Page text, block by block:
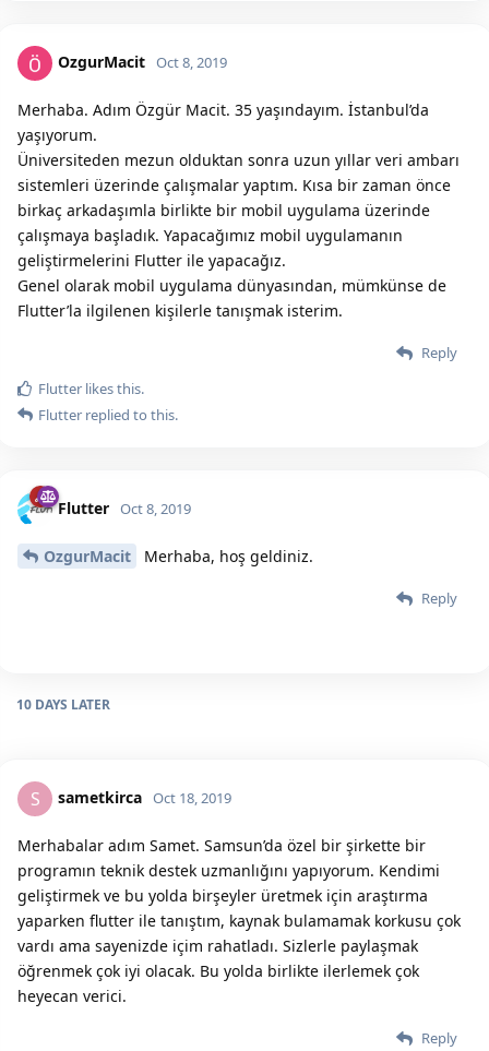
OzgurMacit Oct 8, 2019
Merhaba. Adım Özgür Macit. 35 yaşındayım. İstanbul’da
yaşıyorum.
Üniversiteden mezun olduktan sonra uzun yıllar veri ambarı
sistemleri üzerinde çalışmalar yaptım. Kısa bir zaman önce
birkaç arkadaşımla birlikte bir mobil uygulama üzerinde
çalışmaya başladık. Yapacağımız mobil uygulamanın
geliştirmelerini Flutter ile yapacağız.
Genel olarak mobil uygulama dünyasından, mümkünse de
Flutter’la ilgilenen kişilerle tanışmak isterim.
Reply
Flutter likes this.
Flutter replied to this.
Flutter Oct 8, 2019
OzgurMacit Merhaba, hoş geldiniz.
Reply
10 DAYS LATER
S sametkirca Oct 18, 2019
Merhabalar adım Samet. Samsun’da özel bir şirkette bir
programın teknik destek uzmanlığını yapıyorum. Kendimi
geliştirmek ve bu yolda birşeyler üretmek için araştırma
yaparken flutter ile tanıştım, kaynak bulamamak korkusu çok
vardı ama sayenizde içim rahatladı. Sizlerle paylaşmak
öğrenmek çok iyi olacak. Bu yolda birlikte ilerlemek çok
heyecan verici.
Reply